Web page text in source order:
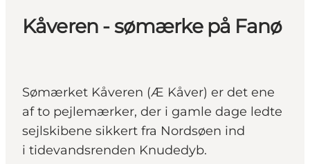
Kåveren - sømærke på Fanø
Sømærket Kåveren (Æ Kåver) er det ene
af to pejlemærker, der i gamle dage ledte
sejlskibene sikkert fra Nordsøen ind
i tidevandsrenden Knudedyb.